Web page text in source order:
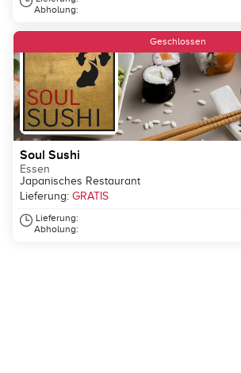
Abholung:
Geschlossen
Soul Sushi
Essen
Japanisches Restaurant
Lieferung: GRATIS
Lieferung:
Abholung: